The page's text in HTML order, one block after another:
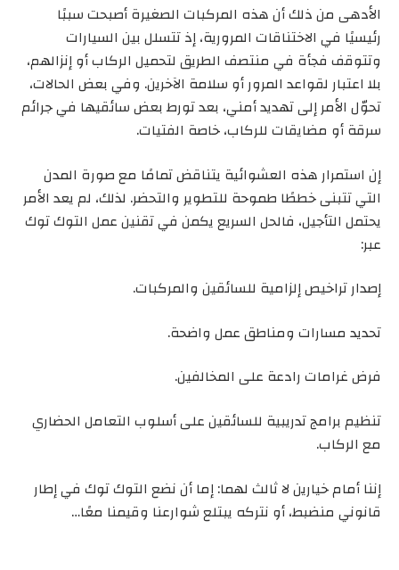
الأدهى من ذلك أن هذه المركبات الصغيرة أصبحت سببًا
رئيسيًا في الاختناقات المرورية، إذ تتسلل بين السيارات
وتتوقف فجأة في منتصف الطريق لتحميل الركاب أو إنزالهم،
بلا اعتبار لقواعد المرور أو سلامة الآخرين. وفي بعض الحالات،
تحوّل الأمر إلى تهديد أمني، بعد تورط بعض سائقيها في جرائم
سرقة أو مضايقات للركاب، خاصة الفتيات.
إن استمرار هذه العشوائية يتناقض تمامًا مع صورة المدن
التي تتبنى خططًا طموحة للتطوير والتحضر. لذلك، لم يعد الأمر
يحتمل التأجيل، فالحل السريع يكمن في تقنين عمل التوك توك
عبر:
إصدار تراخيص إلزامية للسائقين والمركبات.
تحديد مسارات ومناطق عمل واضحة.
فرض غرامات رادعة على المخالفين.
تنظيم برامج تدريبية للسائقين على أسلوب التعامل الحضاري
مع الركاب.
إننا أمام خيارين لا ثالث لهما: إما أن نضع التوك توك في إطار
قانوني منضبط، أو نتركه يبتلع شوارعنا وقيمنا معًا…